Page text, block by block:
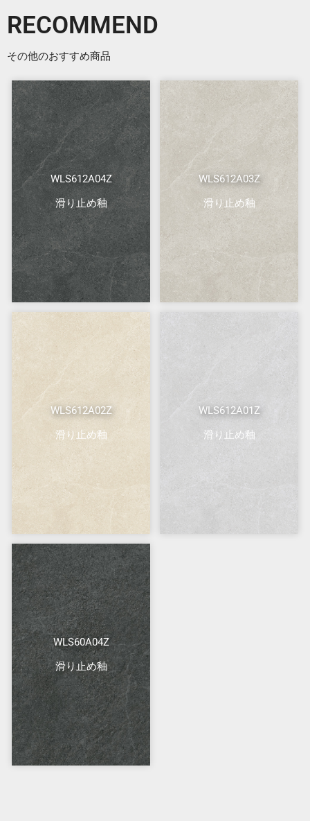
RECOMMEND
その他のおすすめ商品
WLS612A04Z
滑り止め釉
WLS612A03Z
滑り止め釉
WLS612A02Z
滑り止め釉
WLS612A01Z
滑り止め釉
WLS60A04Z
滑り止め釉